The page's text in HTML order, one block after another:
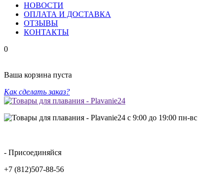
НОВОСТИ
ОПЛАТА И ДОСТАВКА
ОТЗЫВЫ
КОНТАКТЫ
0
Ваша корзина пуста
Как сделать заказ?
с 9:00 до 19:00 пн-вс
- Присоединяйся
+7 (812)507-88-56